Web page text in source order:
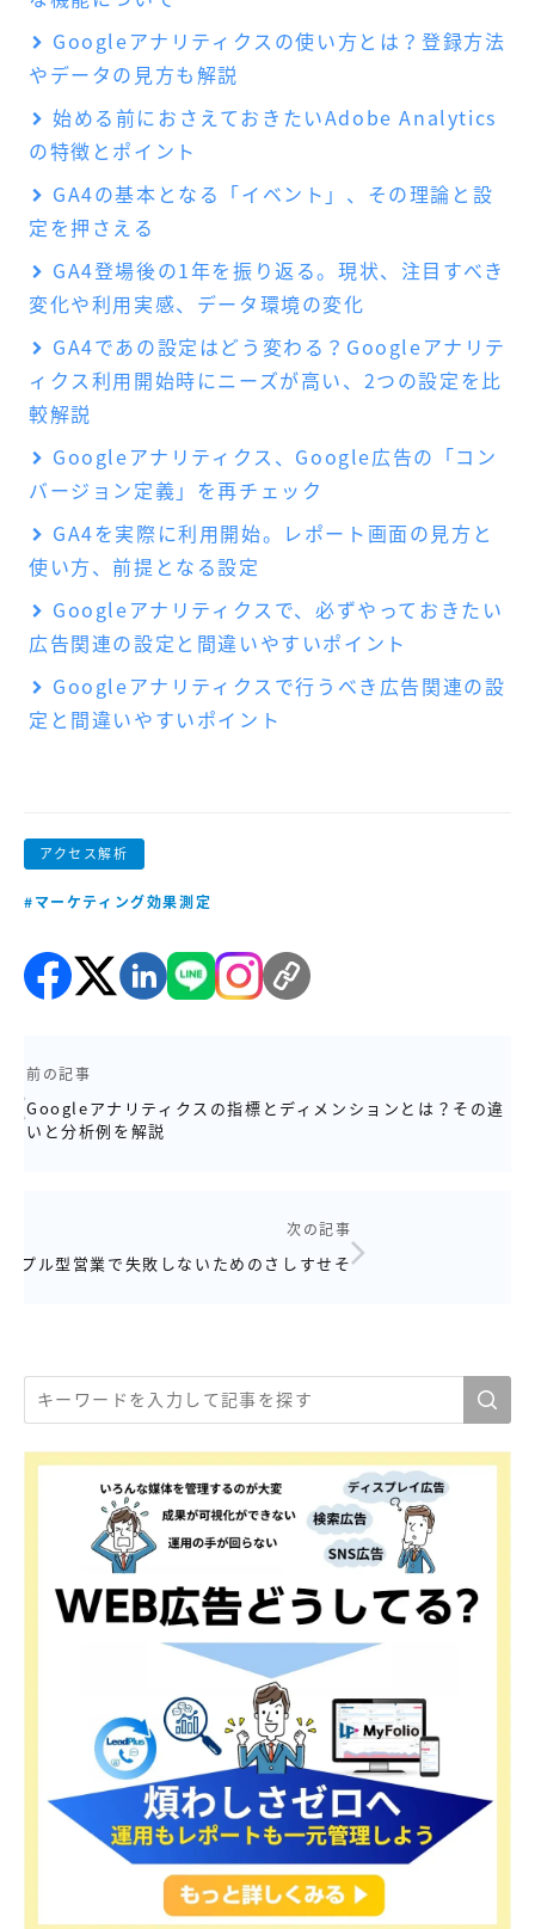
アクセス解析
#マーケティング効果測定
前の記事
Googleアナリティクスの指標とディメンションとは？その違
いと分析例を解説
次の記事
プル型営業で失敗しないためのさしすせそ
Googleアナリティクスの使い方とは？登録方法
やデータの見方も解説
始める前におさえておきたいAdobe Analytics
の特徴とポイント
GA4の基本となる「イベント」、その理論と設
定を押さえる
GA4登場後の1年を振り返る。現状、注目すべき
変化や利用実感、データ環境の変化
GA4であの設定はどう変わる？Googleアナリテ
ィクス利用開始時にニーズが高い、2つの設定を比
較解説
Googleアナリティクス、Google広告の「コン
バージョン定義」を再チェック
GA4を実際に利用開始。レポート画面の見方と
使い方、前提となる設定
Googleアナリティクスで、必ずやっておきたい
広告関連の設定と間違いやすいポイント
Googleアナリティクスで行うべき広告関連の設
定と間違いやすいポイント